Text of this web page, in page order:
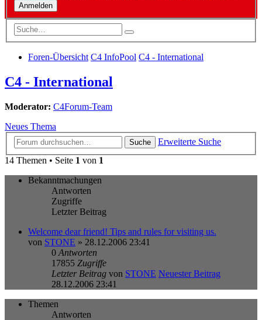
Foren-Übersicht C4 InfoPool C4 - International
C4 - International
Moderator: C4Forum-Team
Neues Thema
Suche
Erweiterte Suche
14 Themen • Seite 1 von 1
Bekanntmachungen
Antworten
Zugriffe
Letzter Beitrag
Welcome dear friend! Tips and rules for visiting us.
von STONE » 28.12.2006 23:41
0Antworten
17855 Zugriffe
Letzter Beitrag von STONE Neuester Beitrag
28.12.2006 23:41
Themen
Antworten